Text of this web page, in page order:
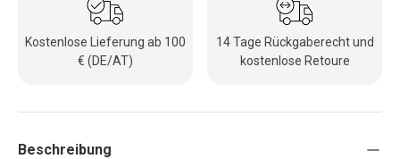
Kostenlose Lieferung ab 100
€ (DE/AT)
14 Tage Rückgaberecht und
kostenlose Retoure
Beschreibung